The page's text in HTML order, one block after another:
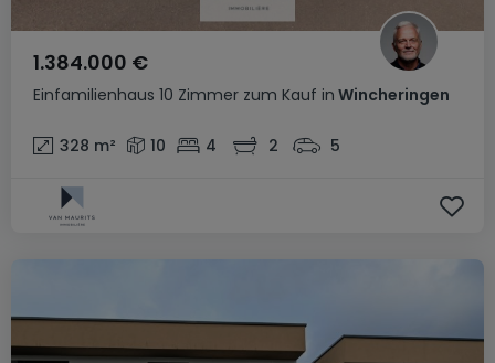
Einfamilienhaus 10 Zimmer zum Kauf in Wincheringen
1.384.000 €
328 m² 10 4 2 5